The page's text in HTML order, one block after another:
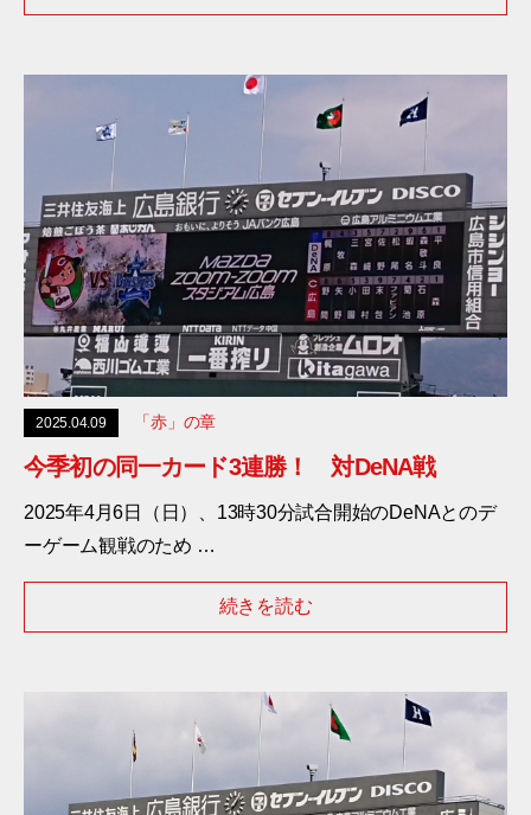
2025.04.09 「赤」の章
今季初の同一カード3連勝！ 対DeNA戦
2025年4月6日（日）、13時30分試合開始のDeNAとのデ
ーゲーム観戦のため …
続きを読む